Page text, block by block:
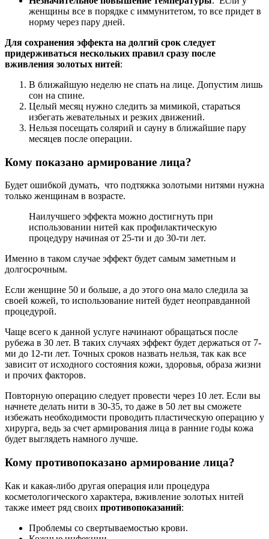
женщины все в порядке с иммунитетом, то все придет в
норму через пару дней.
Для сохранения эффекта на долгий срок следует
придерживаться нескольких правил сразу после
вживления золотых нитей:
В ближайшую неделю не спать на лице. Допустим лишь
сон на спине.
Целый месяц нужно следить за мимикой, стараться
избегать жевательных и резких движений.
Нельзя посещать солярий и сауну в ближайшие пару
месяцев после операции.
Кому показано армирование лица?
Будет ошибкой думать, что подтяжка золотыми нитями нужна
только женщинам в возрасте.
Наилучшего эффекта можно достигнуть при
использовании нитей как профилактическую
процедуру начиная от 25-ти и до 30-ти лет.
Именно в таком случае эффект будет самым заметным и
долгосрочным.
Если женщине 50 и больше, а до этого она мало следила за
своей кожей, то использование нитей будет неоправданной
процедурой.
Чаще всего к данной услуге начинают обращаться после
рубежа в 30 лет. В таких случаях эффект будет держаться от 7-
ми до 12-ти лет. Точных сроков назвать нельзя, так как все
зависит от исходного состояния кожи, здоровья, образа жизни
и прочих факторов.
Повторную операцию следует провести через 10 лет. Если вы
начнете делать нити в 30-35, то даже в 50 лет вы сможете
избежать необходимости проводить пластическую операцию у
хирурга, ведь за счет армирования лица в ранние годы кожа
будет выглядеть намного лучше.
Кому противопоказано армирование лица?
Как и какая-либо другая операция или процедура
косметологического характера, вживление золотых нитей
также имеет ряд своих противопоказаний:
Проблемы со свертываемостью крови.